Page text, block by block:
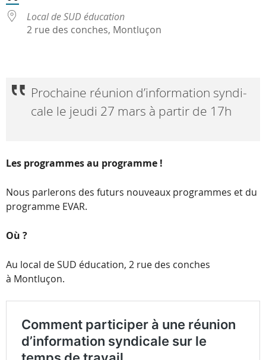
Local de SUD éducation
2 rue des conches, Montluçon
Prochaine réunion d’in­for­ma­tion syn­di­
cale le jeudi 27 mars à par­tir de 17h
Les pro­grammes au programme !
Nous par­le­rons des futurs nou­veaux pro­grammes et du
pro­gramme EVAR.
Où ?
Au local de SUD édu­ca­tion, 2 rue des conches
à Montluçon.